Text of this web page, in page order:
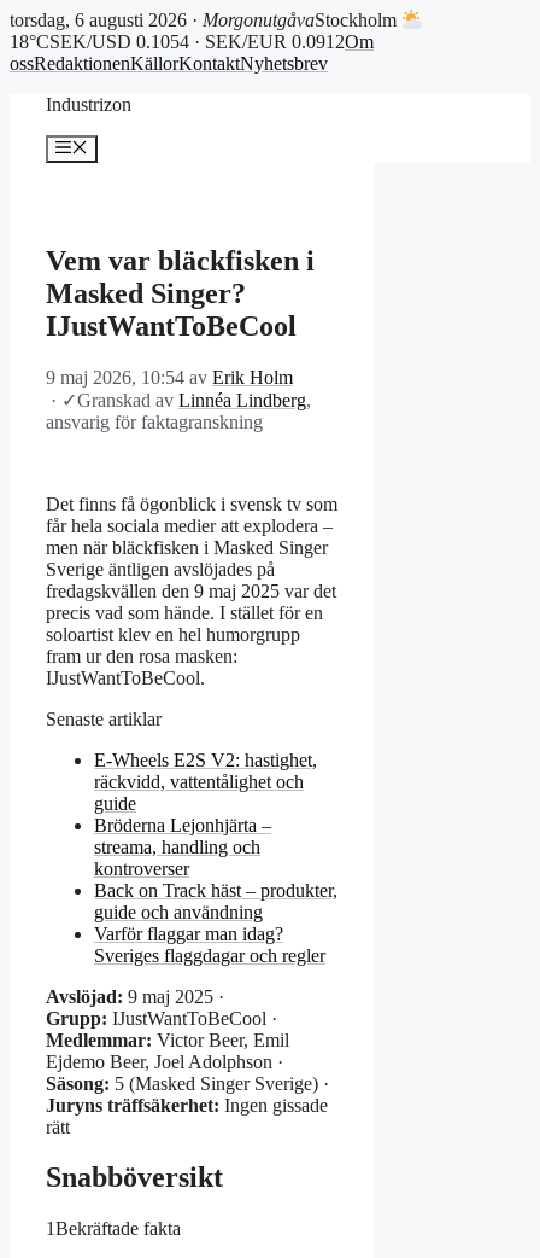
torsdag, 6 augusti 2026 · MorgonutgåvaStockholm
18°CSEK/USD 0.1054 · SEK/EUR 0.0912Om
ossRedaktionenKällorKontaktNyhetsbrev
Industrizon
Meny
Vem var bläckfisken i
Masked Singer?
IJustWantToBeCool
9 maj 2026, 10:54 av Erik Holm
· ✓Granskad av Linnéa Lindberg,
ansvarig för faktagranskning
Det finns få ögonblick i svensk tv som
får hela sociala medier att explodera –
men när bläckfisken i Masked Singer
Sverige äntligen avslöjades på
fredagskvällen den 9 maj 2025 var det
precis vad som hände. I stället för en
soloartist klev en hel humorgrupp
fram ur den rosa masken:
IJustWantToBeCool.
Senaste artiklar
E-Wheels E2S V2: hastighet,
räckvidd, vattentålighet och
guide
Bröderna Lejonhjärta –
streama, handling och
kontroverser
Back on Track häst – produkter,
guide och användning
Varför flaggar man idag?
Sveriges flaggdagar och regler
Avslöjad: 9 maj 2025 ·
Grupp: IJustWantToBeCool ·
Medlemmar: Victor Beer, Emil
Ejdemo Beer, Joel Adolphson ·
Säsong: 5 (Masked Singer Sverige) ·
Juryns träffsäkerhet: Ingen gissade
rätt
Snabböversikt
1Bekräftade fakta